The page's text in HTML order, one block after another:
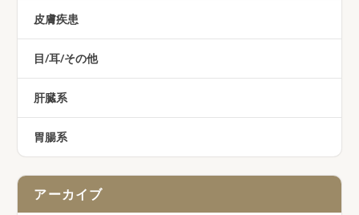
皮膚疾患
目/耳/その他
肝臓系
胃腸系
アーカイブ